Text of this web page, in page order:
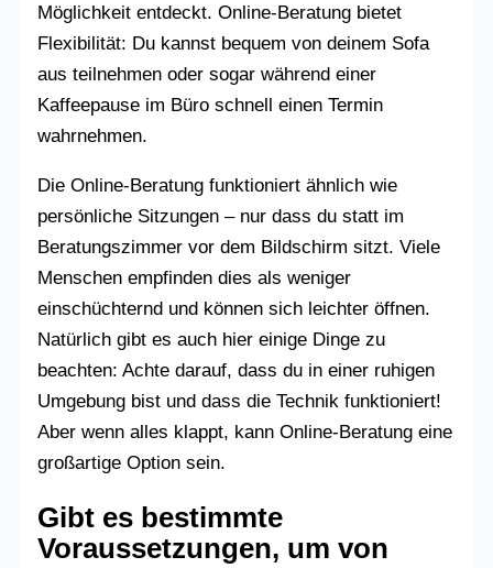
Möglichkeit entdeckt. Online-Beratung bietet
Flexibilität: Du kannst bequem von deinem Sofa
aus teilnehmen oder sogar während einer
Kaffeepause im Büro schnell einen Termin
wahrnehmen.
Die Online-Beratung funktioniert ähnlich wie
persönliche Sitzungen – nur dass du statt im
Beratungszimmer vor dem Bildschirm sitzt. Viele
Menschen empfinden dies als weniger
einschüchternd und können sich leichter öffnen.
Natürlich gibt es auch hier einige Dinge zu
beachten: Achte darauf, dass du in einer ruhigen
Umgebung bist und dass die Technik funktioniert!
Aber wenn alles klappt, kann Online-Beratung eine
großartige Option sein.
Gibt es bestimmte
Voraussetzungen, um von